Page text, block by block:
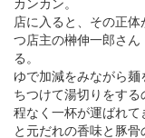
店に入ると、その正
つ店主の榊伸一郎さ
る。
ゆで加減をみながら
ちつけて湯切りをする
程なく一杯が運ばれ
と元だれの香味と豚骨